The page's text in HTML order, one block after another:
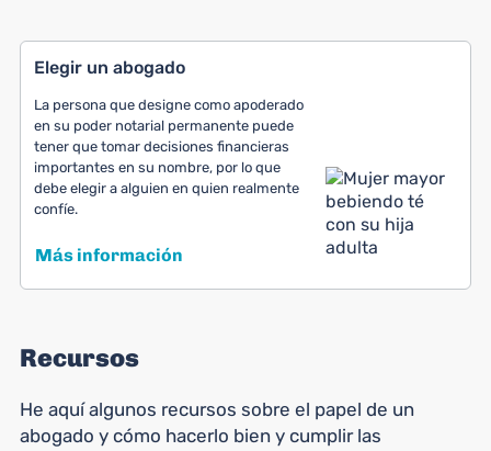
Elegir un abogado
La persona que designe como apoderado
en su poder notarial permanente puede
tener que tomar decisiones financieras
importantes en su nombre, por lo que
debe elegir a alguien en quien realmente
confíe.
Más información
Recursos
He aquí algunos recursos sobre el papel de un
abogado y cómo hacerlo bien y cumplir las